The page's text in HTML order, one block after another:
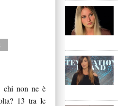
chi non ne è
13 tra le